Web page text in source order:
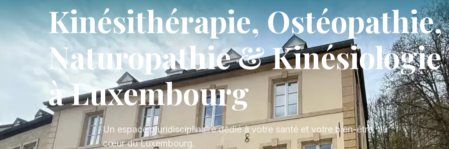
Kinésithérapie, Ostéopathie,
Naturopathie & Kinésiologie
à Luxembourg
Un espace pluridisciplinaire dédié à votre santé et votre bien-être, au
cœur du Luxembourg.